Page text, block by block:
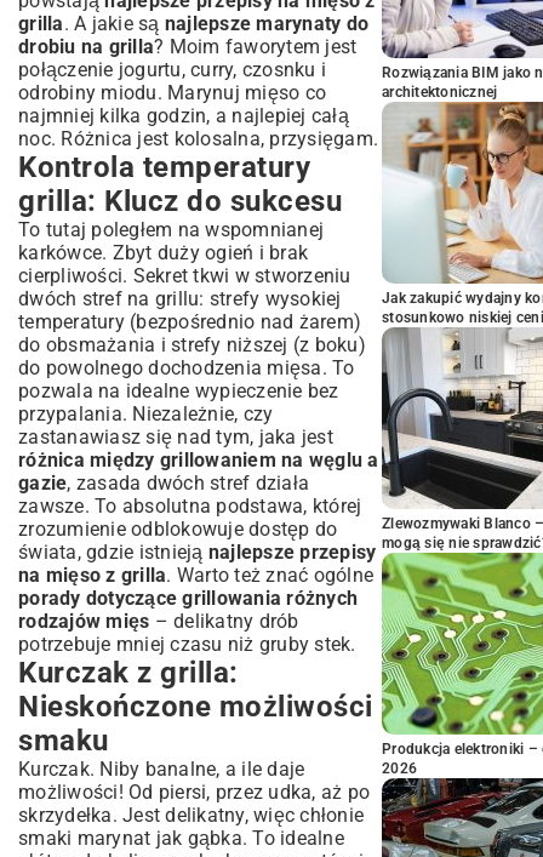
grilla. A jakie są najlepsze marynaty do
drobiu na grilla? Moim faworytem jest
połączenie jogurtu, curry, czosnku i
odrobiny miodu. Marynuj mięso co
najmniej kilka godzin, a najlepiej całą
noc. Różnica jest kolosalna, przysięgam.
Kontrola temperatury
grilla: Klucz do sukcesu
To tutaj poległem na wspomnianej
karkówce. Zbyt duży ogień i brak
cierpliwości. Sekret tkwi w stworzeniu
dwóch stref na grillu: strefy wysokiej
temperatury (bezpośrednio nad żarem)
do obsmażania i strefy niższej (z boku)
do powolnego dochodzenia mięsa. To
pozwala na idealne wypieczenie bez
przypalania. Niezależnie, czy
zastanawiasz się nad tym, jaka jest
różnica między grillowaniem na węglu a
gazie, zasada dwóch stref działa
zawsze. To absolutna podstawa, której
zrozumienie odblokowuje dostęp do
świata, gdzie istnieją najlepsze przepisy
na mięso z grilla. Warto też znać ogólne
porady dotyczące grillowania różnych
rodzajów mięs – delikatny drób
potrzebuje mniej czasu niż gruby stek.
Kurczak z grilla:
Nieskończone możliwości
smaku
Kurczak. Niby banalne, a ile daje
możliwości! Od piersi, przez udka, aż po
skrzydełka. Jest delikatny, więc chłonie
smaki marynat jak gąbka. To idealne
Rozwiązania BIM jako
architektonicznej
Jak zakupić wydajny
stosunkowo niskiej
Zlewozmywaki Blanco
mogą się nie
Produkcja elektroniki –
2026